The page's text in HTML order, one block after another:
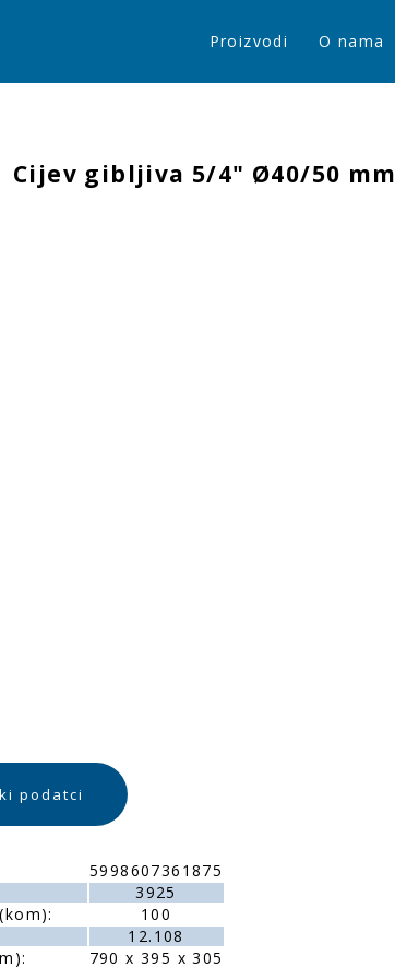
Proizvodi O nama
Cijev gibljiva 5/4" Ø40/50 mm
podatci
5998607361875
3925
100
12.108
790 x 395 x 305